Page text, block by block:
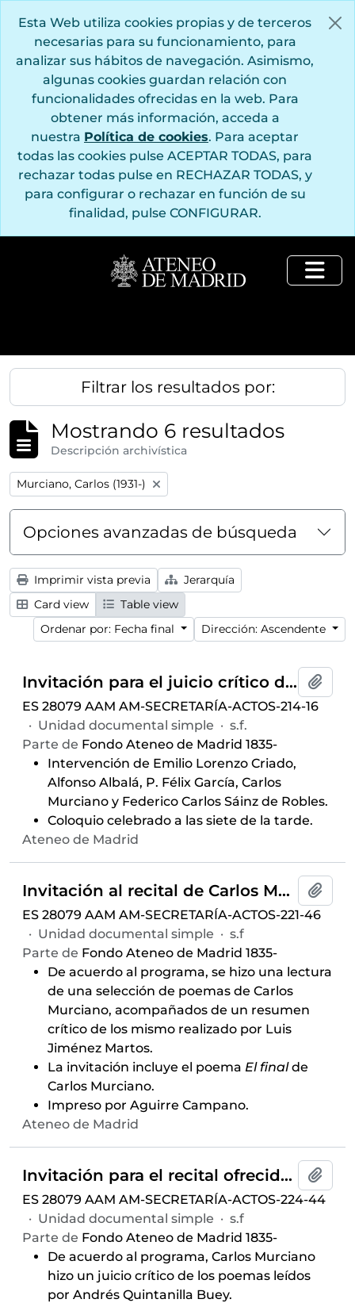
Esta Web utiliza cookies propias y de terceros
necesarias para su funcionamiento, para
analizar sus hábitos de navegación. Asimismo,
algunas cookies guardan relación con
funcionalidades ofrecidas en la web. Para
obtener más información, acceda a
nuestra Política de cookies. Para aceptar
todas las cookies pulse ACEPTAR TODAS, para
rechazar todas pulse en RECHAZAR TODAS, y
para configurar o rechazar en función de su
finalidad, pulse CONFIGURAR.
Filtrar los resultados por:
Mostrando 6 resultados
Descripción archivística
Remove filter:
Murciano, Carlos (1931-)
Opciones avanzadas de búsqueda
Imprimir vista previa
Jerarquía
Card view
Table view
Ordenar por: Fecha final
Dirección: Ascendente
Invitación para el juicio crítico del libro
ES 28079 AAM AM-SECRETARÍA-ACTOS-214-16
· Unidad documental simple · s.f.
Parte de Fondo Ateneo de Madrid 1835-
Intervención de Emilio Lorenzo Criado,
Alfonso Albalá, P. Félix García, Carlos
Murciano y Federico Carlos Sáinz de Robles.
Coloquio celebrado a las siete de la tarde.
Ateneo de Madrid
Invitación al recital de Carlos Murciano, celebrado el 12 de mayo de 1966 y auspiciado por el Aula de Poesía
ES 28079 AAM AM-SECRETARÍA-ACTOS-221-46
· Unidad documental simple · s.f
Parte de Fondo Ateneo de Madrid 1835-
De acuerdo al programa, se hizo una lectura
de una selección de poemas de Carlos
Murciano, acompañados de un resumen
crítico de los mismo realizado por Luis
Jiménez Martos.
La invitación incluye el poema El finalde
Carlos Murciano.
Impreso por Aguirre Campano.
Ateneo de Madrid
Invitación para el recital ofrecido por Andrés Quintanilla Buey, celebrado el 7 de abril de 1967 y auspiciado por el Aula de Poesía
ES 28079 AAM AM-SECRETARÍA-ACTOS-224-44
· Unidad documental simple · s.f
Parte de Fondo Ateneo de Madrid 1835-
De acuerdo al programa, Carlos Murciano
hizo un juicio crítico de los poemas leídos
por Andrés Quintanilla Buey.